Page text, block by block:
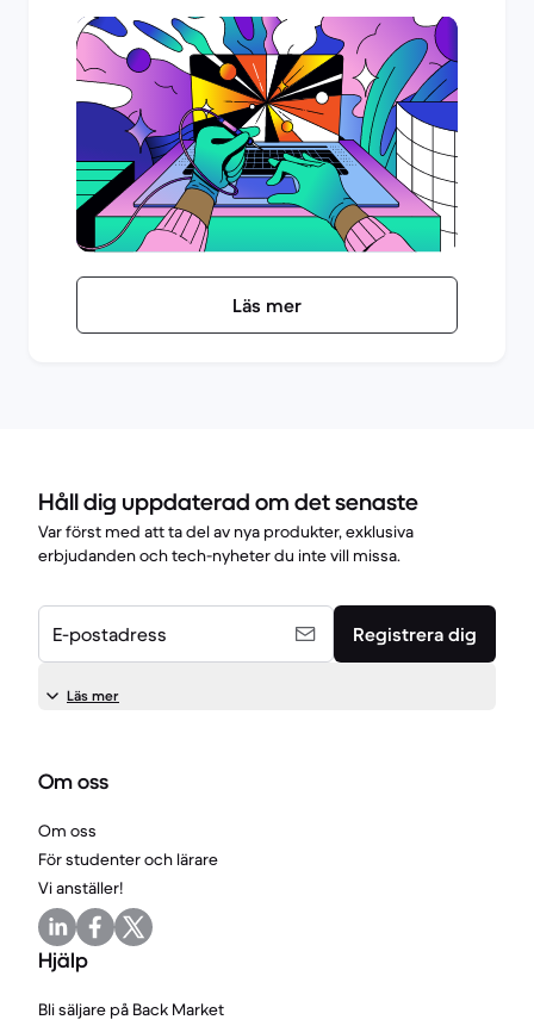
Läs mer
Håll dig uppdaterad om det senaste
Var först med att ta del av nya produkter, exklusiva
erbjudanden och tech-nyheter du inte vill missa.
E-postadress Registrera dig
Läs mer
Om oss
Om oss
För studenter och lärare
Vi anställer!
Hjälp
Bli säljare på Back Market